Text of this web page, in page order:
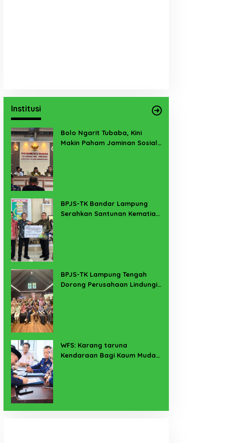
Institusi
Bolo Ngarit Tubaba, Kini
Makin Paham Jaminan Sosial
BPJS-TK Bandar Lampung
Serahkan Santunan Kematian
BPJS-TK Lampung Tengah
Dorong Perusahaan Lindungi
WFS: Karang taruna
Kendaraan Bagi Kaum Muda